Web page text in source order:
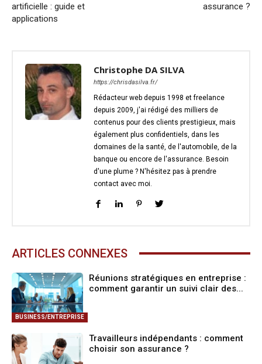
artificielle : guide et
applications
assurance ?
Christophe DA SILVA
https://chrisdasilva.fr/
Rédacteur web depuis 1998 et freelance
depuis 2009, j'ai rédigé des milliers de
contenus pour des clients prestigieux, mais
également plus confidentiels, dans les
domaines de la santé, de l'automobile, de la
banque ou encore de l'assurance. Besoin
d'une plume ? N'hésitez pas à prendre
contact avec moi.
ARTICLES CONNEXES
BUSINESS/ENTREPRISE
Réunions stratégiques en entreprise :
comment garantir un suivi clair des...
Travailleurs indépendants : comment
choisir son assurance ?